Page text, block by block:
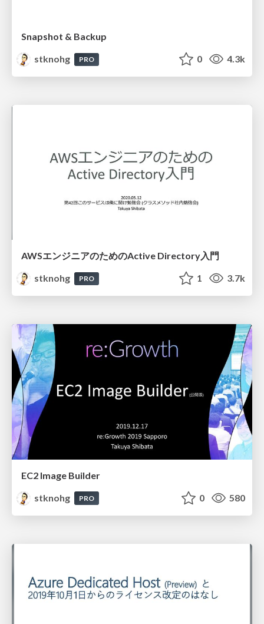
Snapshot & Backup
stknohg
PRO 0 4.3k
AWSエンジニアのためのActive Directory入門
stknohg
PRO 1 3.7k
EC2 Image Builder
stknohg
PRO 0 580